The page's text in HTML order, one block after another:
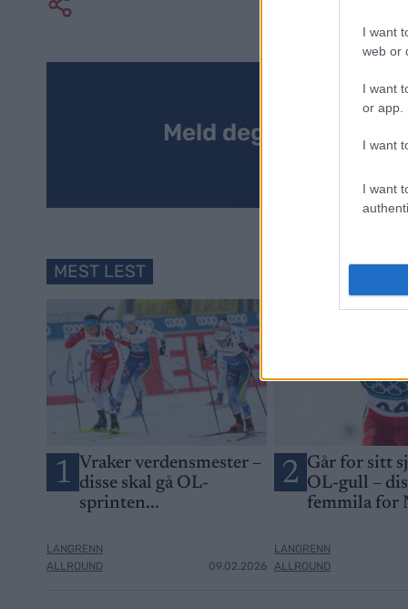
I want
web or
I want
or app.
I want
I want
Meld deg på vårt
MEST LEST
1 Vraker verdensmester –
disse skal gå OL-
sprinten...
LANGRENN
ALLROUND
09.02.2026
2 Går for sitt
OL-gull –
femmila for
LANGRENN
ALLROUND